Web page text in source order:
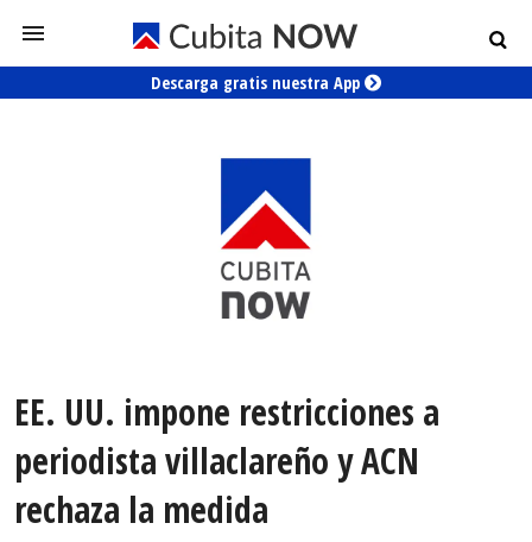
Descarga gratis nuestra App
EE. UU. impone restricciones a
periodista villaclareño y ACN
rechaza la medida